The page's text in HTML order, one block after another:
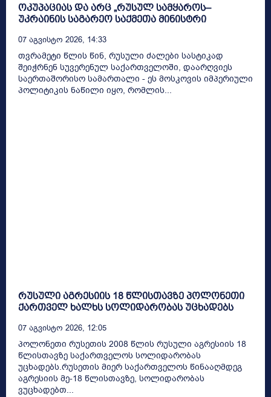
ოკუპაციას და არც „რუსულ სამყაროს–
უკრაინის საგარეო საქმეთა მინისტრი
07 Აგვისტო 2026, 14:33
თვრამეტი წლის წინ, რუსული ძალები სასტიკად
შეიჭრნენ სუვერენულ საქართველოში, დაარღვიეს
საერთაშორისო სამართალი - ეს მოსკოვის იმპერიული
პოლიტიკის ნაწილი იყო, რომლის...
რუსული აგრესიის 18 წლისთავზე პოლონეთი
ქართველ ხალხს სოლიდარობას უცხადებს
07 Აგვისტო 2026, 12:05
პოლონეთი რუსეთის 2008 წლის რუსული აგრესიის 18
წლისთავზე საქართველოს სოლიდარობას
უცხადებს.რუსეთის მიერ საქართველოს წინააღმდეგ
აგრესიის მე-18 წლისთავზე, სოლიდარობას
ვუცხადებთ...